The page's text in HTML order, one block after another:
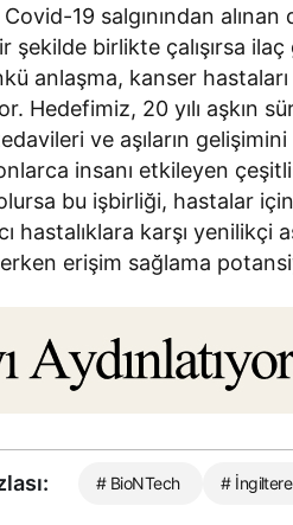
Covid-19 salgınından
şekilde birlikte çalışırsa
anlaşma, kanser hastaları
Hedefimiz, 20 yılı aşkın
ve aşıların
insanı etkileyen çeşitli
bu işbirliği, hastalar
hastalıklara karşı yenilikçi
erişim sağlama
# BioNTech # İngiltere